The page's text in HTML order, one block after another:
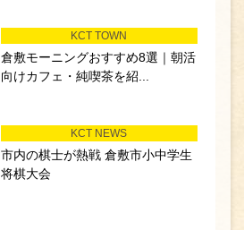
KCT TOWN
倉敷モーニングおすすめ8選｜朝活
向けカフェ・純喫茶を紹...
KCT NEWS
市内の棋士が熱戦 倉敷市小中学生
将棋大会